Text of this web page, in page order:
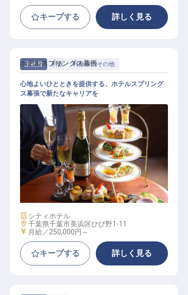
キープする 詳しく見る
正社員 料飲 料飲部門その他
宴会サービス
ホテルスプリングス幕張
心地よいひとときを提供する、ホテルスプリング
ス幕張で新たなキャリアを
施設業態
シティホテル
勤務地
千葉県千葉市美浜区ひび野1-11
給与
月給／250,000円～
キープする 詳しく見る